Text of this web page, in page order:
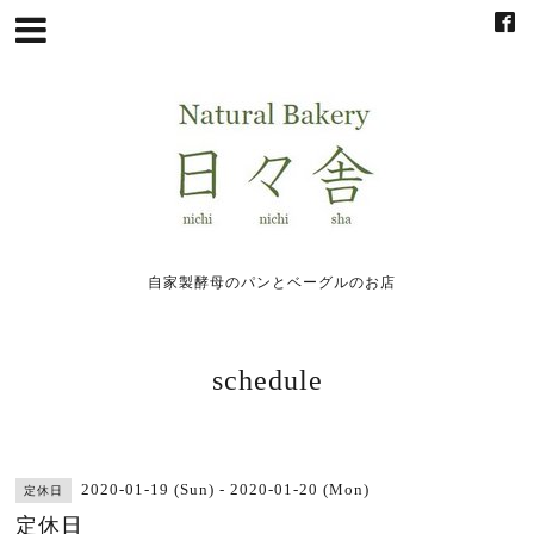
自家製酵母のパンとベーグルのお店
schedule
定休日 2020-01-19 (Sun) - 2020-01-20 (Mon)
定休日